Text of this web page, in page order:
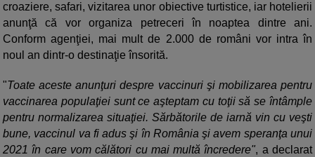
croaziere, safari, vizitarea unor obiective turtistice, iar hotelierii
anunţă că vor organiza petreceri în noaptea dintre ani.
Conform agenţiei, mai mult de 2.000 de români vor intra în
noul an dintr-o destinaţie însorită.
"Toate aceste anunţuri despre vaccinuri şi mobilizarea pentru
vaccinarea populaţiei sunt ce aşteptam cu toţii să se întâmple
pentru normalizarea situaţiei. Sărbătorile de iarnă vin cu veşti
bune, vaccinul va fi adus şi în România şi avem speranţa unui
2021 în care vom călători cu mai multă încredere", a declarat